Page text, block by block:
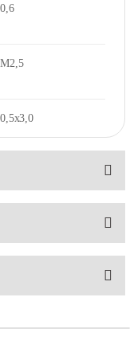
0,6
M2,5
0,5x3,0